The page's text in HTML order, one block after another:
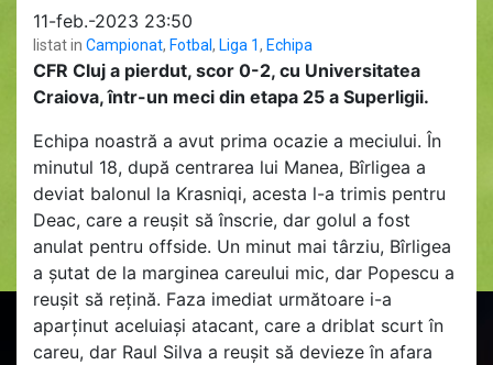
11-feb.-2023 23:50
listat in Campionat, Fotbal , Liga 1, Echipa
CFR Cluj a pierdut, scor 0-2, cu Universitatea
Craiova, într-un meci din etapa 25 a Superligii.
Echipa noastră a avut prima ocazie a meciului. În
minutul 18, după centrarea lui Manea, Bîrligea a
deviat balonul la Krasniqi, acesta l-a trimis pentru
Deac, care a reușit să înscrie, dar golul a fost
anulat pentru offside. Un minut mai târziu, Bîrligea
a șutat de la marginea careului mic, dar Popescu a
reușit să rețină. Faza imediat următoare i-a
aparținut aceluiași atacant, care a driblat scurt în
careu, dar Raul Silva a reușit să devieze în afara